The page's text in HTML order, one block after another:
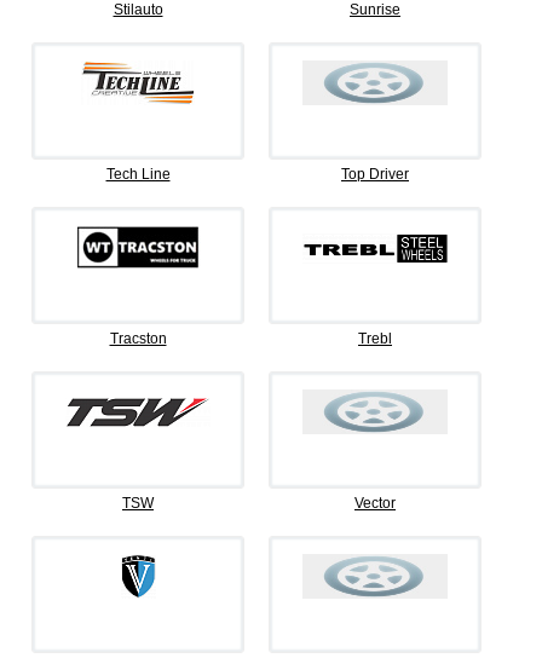
Stilauto Sunrise
Tech Line Top Driver
Tracston Trebl
TSW Vector